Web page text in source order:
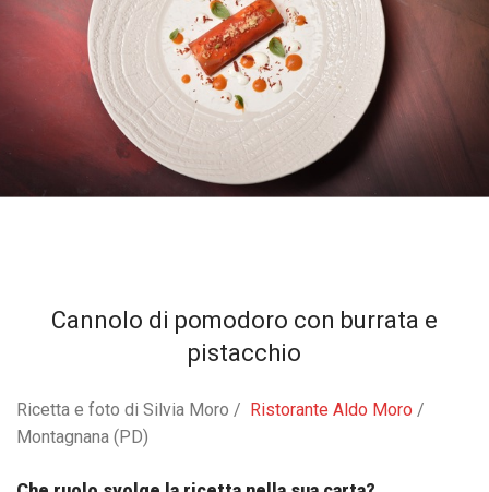
Cannolo di pomodoro con burrata e
pistacchio
Ricetta e foto di Silvia Moro / Ristorante Aldo Moro /
Montagnana (PD)